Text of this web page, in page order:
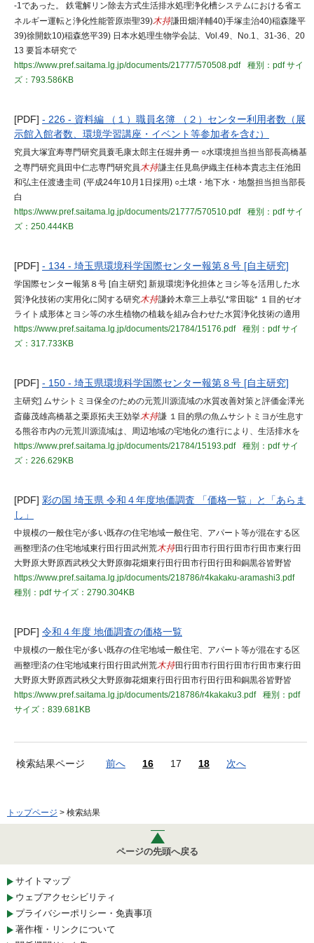
-1であった。 鉄電解リン除去方式生活排水処理浄化槽システムにおける省エ
ネルギー運転と浄化性能菅原崇聖39)木持謙田畑洋輔40)手塚圭治40)稲森隆平
39)徐開欽10)稲森悠平39) 日本水処理生物学会誌、Vol.49、No.1、31-36、20
13 要旨本研究で
https://www.pref.saitama.lg.jp/documents/21777/570508.pdf
種別：pdfサイ
ズ：793.586KB
[PDF] - 226 - 資料編 （１）職員名簿 （２）センター利用者数（展
示館入館者数、環境学習講座・イベント等参加者を含む）
究員大塚宜寿専門研究員蓑毛康太郎主任堀井勇一 ○水環境担当担当部長高橋基
之専門研究員田中仁志専門研究員木持謙主任見島伊織主任柿本貴志主任池田
和弘主任渡邊圭司 (平成24年10月1日採用) ○土壌・地下水・地盤担当担当部長
白
https://www.pref.saitama.lg.jp/documents/21777/570510.pdf
種別：pdfサイ
ズ：250.444KB
[PDF] - 134 - 埼玉県環境科学国際センター報第８号 [自主研究]
学国際センター報第８号 [自主研究] 新規環境浄化担体とヨシ等を活用した水
質浄化技術の実用化に関する研究木持謙鈴木章三上恭弘*常田聡* １目的ゼオ
ライト成形体とヨシ等の水生植物の植栽を組み合わせた水質浄化技術の適用
https://www.pref.saitama.lg.jp/documents/21784/15176.pdf
種別：pdfサイ
ズ：317.733KB
[PDF] - 150 - 埼玉県環境科学国際センター報第８号 [自主研究]
主研究] ムサシトミヨ保全のための元荒川源流域の水質改善対策と評価金澤光
斎藤茂雄高橋基之栗原拓夫王効挙木持謙 １目的県の魚ムサシトミヨが生息す
る熊谷市内の元荒川源流域は、周辺地域の宅地化の進行により、生活排水を
https://www.pref.saitama.lg.jp/documents/21784/15193.pdf
種別：pdfサイ
ズ：226.629KB
[PDF] 彩の国 埼玉県 令和４年度地価調査 「価格一覧」と「あらま
し」
中規模の一般住宅が多い既存の住宅地域一般住宅、アパート等が混在する区
画整理済の住宅地域東行田行田武州荒木持田行田市行田行田市行田市東行田
大野原大野原西武秩父大野原御花畑東行田行田市行田行田和銅黒谷皆野皆
https://www.pref.saitama.lg.jp/documents/218786/r4kakaku-aramashi3.pdf
種別：pdfサイズ：2790.304KB
[PDF] 令和４年度 地価調査の価格一覧
中規模の一般住宅が多い既存の住宅地域一般住宅、アパート等が混在する区
画整理済の住宅地域東行田行田武州荒木持田行田市行田行田市行田市東行田
大野原大野原西武秩父大野原御花畑東行田行田市行田行田和銅黒谷皆野皆
https://www.pref.saitama.lg.jp/documents/218786/r4kakaku3.pdf
種別：pdf
サイズ：839.681KB
検索結果ページ 前へ 16 17 18 次へ
トップページ > 検索結果
ページの先頭へ戻る
サイトマップ
ウェブアクセシビリティ
プライバシーポリシー・免責事項
著作権・リンクについて